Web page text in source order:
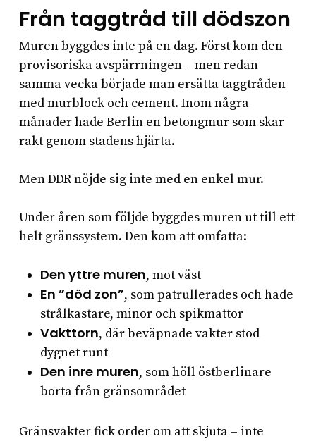
Från taggtråd till dödszon
Muren byggdes inte på en dag. Först kom den
provisoriska avspärrningen – men redan
samma vecka började man ersätta taggtråden
med murblock och cement. Inom några
månader hade Berlin en betongmur som skar
rakt genom stadens hjärta.
Men DDR nöjde sig inte med en enkel mur.
Under åren som följde byggdes muren ut till ett
helt gränssystem. Den kom att omfatta:
Den yttre muren, mot väst
En ”död zon”, som patrullerades och hade
strålkastare, minor och spikmattor
Vakttorn, där beväpnade vakter stod
dygnet runt
Den inre muren, som höll östberlinare
borta från gränsområdet
Gränsvakter fick order om att skjuta – inte